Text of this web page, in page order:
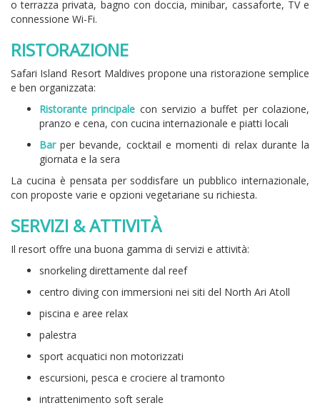
o terrazza privata, bagno con doccia, minibar, cassaforte, TV e
connessione Wi-Fi.
RISTORAZIONE
Safari Island Resort Maldives propone una ristorazione semplice
e ben organizzata:
Ristorante principale con servizio a buffet per colazione,
pranzo e cena, con cucina internazionale e piatti locali
Barper bevande, cocktail e momenti di relax durante la
giornata e la sera
La cucina è pensata per soddisfare un pubblico internazionale,
con proposte varie e opzioni vegetariane su richiesta.
SERVIZI & ATTIVITÀ
Il resort offre una buona gamma di servizi e attività:
snorkeling direttamente dal reef
centro diving con immersioni nei siti del North Ari Atoll
piscina e aree relax
palestra
sport acquatici non motorizzati
escursioni, pesca e crociere al tramonto
intrattenimento soft serale